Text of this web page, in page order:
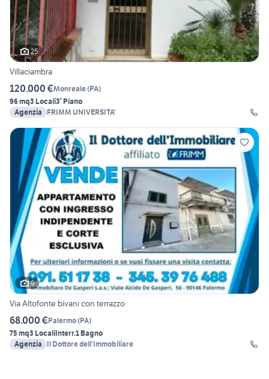
25
Villaciambra
120.000 €Monreale(PA)
96 mq3 Locali3° Piano
Agenzia
FRIMM UNIVERSITA'
9
Via Altofonte bivani con terrazzo
68.000 €Palermo(PA)
75 mq3 LocaliInterr.1 Bagno
Agenzia
Il Dottore dell'Immobiliare